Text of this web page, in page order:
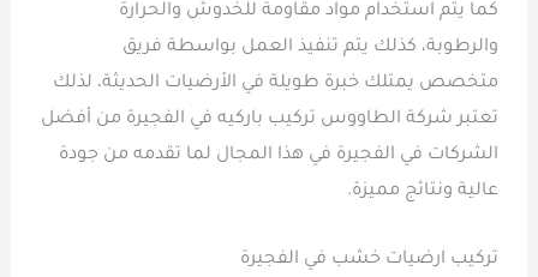
كما يتم استخدام مواد مقاومة للخدوش والحرارة
والرطوبة، كذلك يتم تنفيذ العمل بواسطة فريق
متخصص يمتلك خبرة طويلة في الأرضيات الحديثة، لذلك
تعتبر شركة الطاووس تركيب باركيه في الفجيرة من أفضل
الشركات في الفجيرة في هذا المجال لما تقدمه من جودة
عالية ونتائج مميزة.
تركيب ارضيات خشب في الفجيرة